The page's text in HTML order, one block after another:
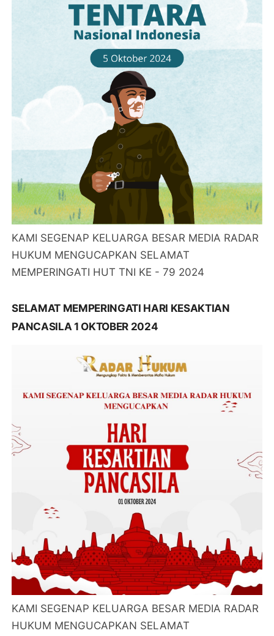
KAMI SEGENAP KELUARGA BESAR MEDIA RADAR
HUKUM MENGUCAPKAN SELAMAT
MEMPERINGATI HUT TNI KE - 79 2024
SELAMAT MEMPERINGATI HARI KESAKTIAN
PANCASILA 1 OKTOBER 2024
KAMI SEGENAP KELUARGA BESAR MEDIA RADAR
HUKUM MENGUCAPKAN SELAMAT